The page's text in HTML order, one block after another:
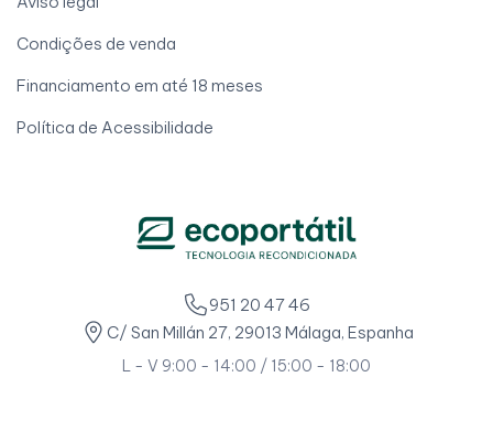
Condições de venda
Financiamento em até 18 meses
Política de Acessibilidade
951 20 47 46
C/ San Millán 27, 29013 Málaga, Espanha
L - V 9:00 - 14:00 / 15:00 - 18:00